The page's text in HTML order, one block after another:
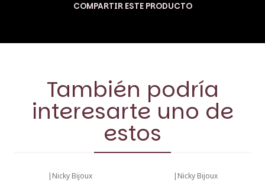
COMPARTIR ESTE PRODUCTO
También podría
interesarte uno de
estos
| Nicky Bijoux | Nicky Bijoux